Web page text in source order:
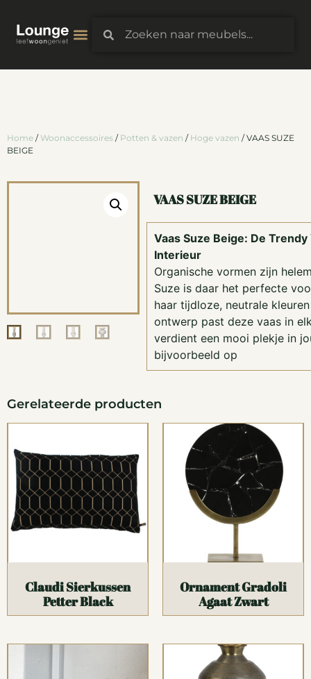
Home / Woonaccessoires / Potten & vazen / Hoge vazen / VAAS SUZE
BEIGE
VAAS SUZE BEIGE
Vaas Suze Beige: De
Interieur
Organische vormen zijn
Suze is daar het perfecte
haar tijdloze, neutrale
ontwerp past deze vaas in
verdient een mooi plekje in
bijvoorbeeld op
Gerelateerde producten
Claudi Sierkussen
Petter Black
Ornament Gradoli
Agaat Zwart